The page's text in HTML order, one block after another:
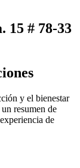
15 # 78-33
y el bienestar
resumen de
de